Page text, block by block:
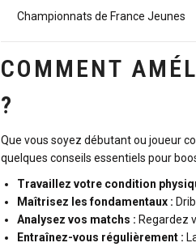
Championnats de France Jeunes
COMMENT
?
Que vous soyez débutant ou joueur
quelques conseils essentiels pour
Travaillez votre condition
Maîtrisez les fondamentaux :
Analysez vos matchs : Regardez
Entraînez-vous régulièrement :